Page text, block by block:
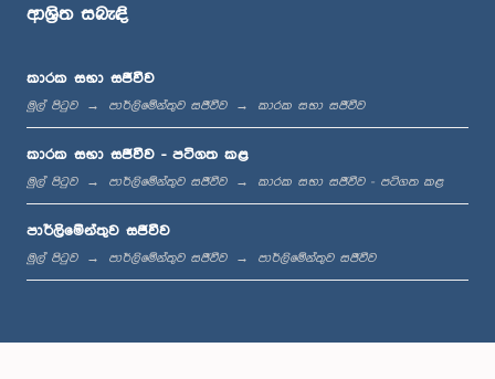
ප.ව. 12:11 - ප.ව. 12:24
ප.ව. 12:24 - ප.ව. 12:34
ආශ්‍රිත සබැඳි
කාරක සභා සජීවීව
මුල් පිටුව පාර්ලිමේන්තුව සජීවීව කාරක සභා සජීවීව
කාරක සභා සජීවීව - පටිගත කළ
මුල් පිටුව පාර්ලිමේන්තුව සජීවීව කාරක සභා සජීවීව - පටිගත කළ
පාර්ලිමේන්තුව සජීවීව
මුල් පිටුව පාර්ලිමේන්තුව සජීවීව පාර්ලිමේන්තුව සජීවීව